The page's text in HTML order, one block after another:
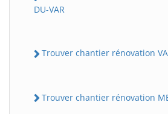
DU-VAR
Trouver chantier rénovation
Trouver chantier rénovation